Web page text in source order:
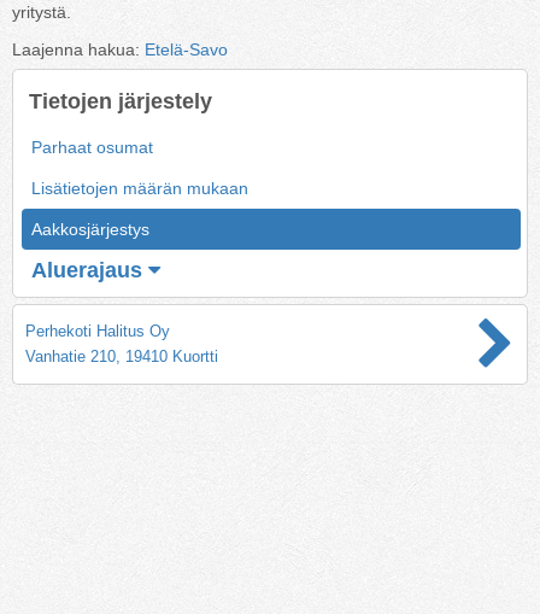
yritystä.
Laajenna hakua: Etelä-Savo
Tietojen järjestely
Parhaat osumat
Lisätietojen määrän mukaan
Aakkosjärjestys
Aluerajaus
Perhekoti Halitus Oy
Vanhatie 210, 19410 Kuortti